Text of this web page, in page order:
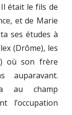
était le fils de
et de Marie
ses études à
(Drôme), les
où son frère
auparavant.
au champ
l’occupation